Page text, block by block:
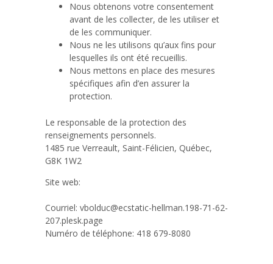
Nous obtenons votre consentement
avant de les collecter, de les utiliser et
de les communiquer.
Nous ne les utilisons qu’aux fins pour
lesquelles ils ont été recueillis.
Nous mettons en place des mesures
spécifiques afin d’en assurer la
protection.
Le responsable de la protection des
renseignements personnels.
1485 rue Verreault, Saint-Félicien, Québec,
G8K 1W2
Site web:
Courriel: vbolduc@ecstatic-hellman.198-71-62-
207.plesk.page
Numéro de téléphone: 418 679-8080